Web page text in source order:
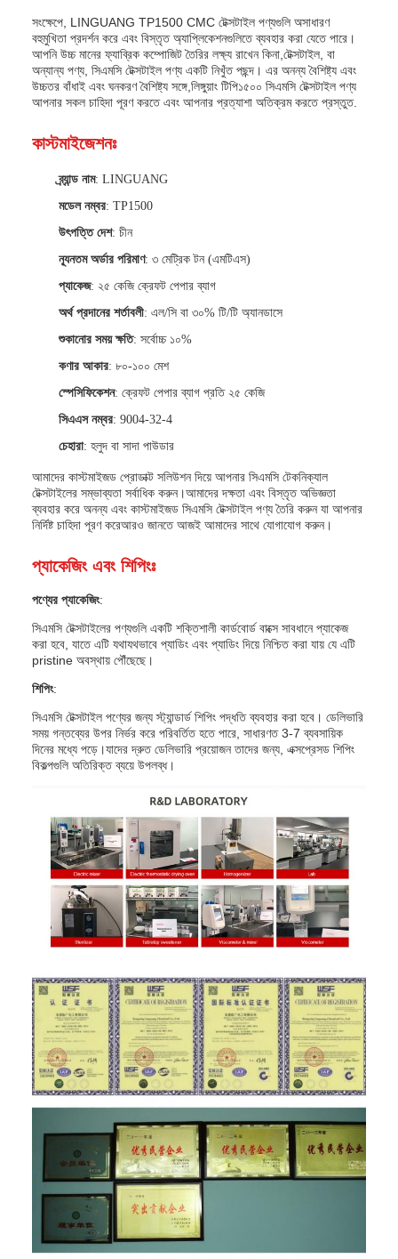
সংক্ষেপে, LINGUANG TP1500 CMC টেক্সটাইল পণ্যগুলি অসাধারণ
বহুমুখিতা প্রদর্শন করে এবং বিস্তৃত অ্যাপ্লিকেশনগুলিতে ব্যবহার করা যেতে পারে।
আপনি উচ্চ মানের ফ্যাব্রিক কম্পোজিট তৈরির লক্ষ্য রাখেন কিনা,টেক্সটাইল, বা
অন্যান্য পণ্য, সিএমসি টেক্সটাইল পণ্য একটি নিখুঁত পছন্দ। এর অনন্য বৈশিষ্ট্য এবং
উচ্চতর বাঁধাই এবং ঘনকরণ বৈশিষ্ট্য সঙ্গে,লিঙ্গুয়াং টিপি১৫০০ সিএমসি টেক্সটাইল পণ্য
আপনার সকল চাহিদা পূরণ করতে এবং আপনার প্রত্যাশা অতিক্রম করতে প্রস্তুত.
কাস্টমাইজেশনঃ
ব্র্যান্ড নাম: LINGUANG
মডেল নম্বর: TP1500
উৎপত্তি দেশ: চীন
ন্যূনতম অর্ডার পরিমাণ: ৩ মেট্রিক টন (এমটিএস)
প্যাকেজ: ২৫ কেজি ক্রেফট পেপার ব্যাগ
অর্থ প্রদানের শর্তাবলী: এল/সি বা ৩০% টি/টি অ্যানডাসে
শুকানোর সময় ক্ষতি: সর্বোচ্চ ১০%
কণার আকার: ৮০-১০০ মেশ
স্পেসিফিকেশন: ক্রেফট পেপার ব্যাগ প্রতি ২৫ কেজি
সিএএস নম্বর: 9004-32-4
চেহারা: হলুদ বা সাদা পাউডার
আমাদের কাস্টমাইজড প্রোডাক্ট সলিউশন দিয়ে আপনার সিএমসি টেকনিক্যাল
টেক্সটাইলের সম্ভাব্যতা সর্বাধিক করুন।আমাদের দক্ষতা এবং বিস্তৃত অভিজ্ঞতা
ব্যবহার করে অনন্য এবং কাস্টমাইজড সিএমসি টেক্সটাইল পণ্য তৈরি করুন যা আপনার
নির্দিষ্ট চাহিদা পূরণ করেআরও জানতে আজই আমাদের সাথে যোগাযোগ করুন।
প্যাকেজিং এবং শিপিংঃ
পণ্যের প্যাকেজিং:
সিএমসি টেক্সটাইলের পণ্যগুলি একটি শক্তিশালী কার্ডবোর্ড বাক্সে সাবধানে প্যাকেজ
করা হবে, যাতে এটি যথাযথভাবে প্যাডিং এবং প্যাডিং দিয়ে নিশ্চিত করা যায় যে এটি
pristine অবস্থায় পৌঁছেছে।
শিপিং:
সিএমসি টেক্সটাইল পণ্যের জন্য স্ট্যান্ডার্ড শিপিং পদ্ধতি ব্যবহার করা হবে। ডেলিভারি
সময় গন্তব্যের উপর নির্ভর করে পরিবর্তিত হতে পারে, সাধারণত 3-7 ব্যবসায়িক
দিনের মধ্যে পড়ে।যাদের দ্রুত ডেলিভারি প্রয়োজন তাদের জন্য, এক্সপ্রেসড শিপিং
বিকল্পগুলি অতিরিক্ত ব্যয়ে উপলব্ধ।